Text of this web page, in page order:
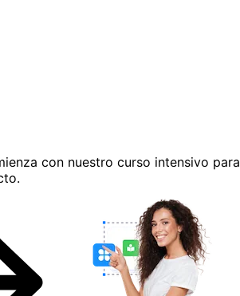
con nuestro curso intensivo para